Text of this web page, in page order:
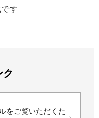
す
ク
をご覧いただくた